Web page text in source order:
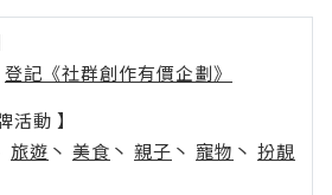
登記《社群創作有價企劃》
活動 】
旅遊 丶 美食 丶 親子 丶 寵物 丶 扮靚